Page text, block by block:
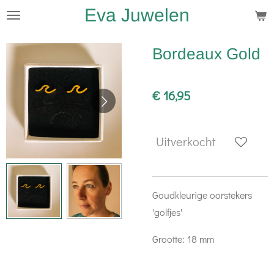
Ga
naar
hoofdinhoud
Eva Juwelen
Bordeaux Gold
€ 16,95
Uitverkocht
Goudkleurige oorstekers
'golfjes'
Grootte: 18 mm